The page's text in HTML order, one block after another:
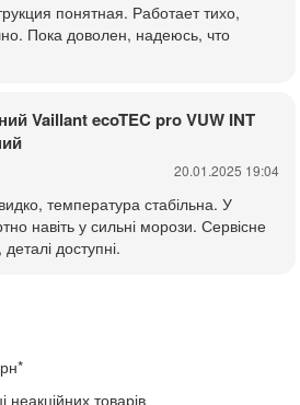
понятная. Работает тихо,
Пока доволен, надеюсь, что
Vaillant ecoTEC pro VUW INT
20.01.2025 19:04
температура стабільна. У
навіть у сильні морози. Сервісне
доступні.
неакційних товарів